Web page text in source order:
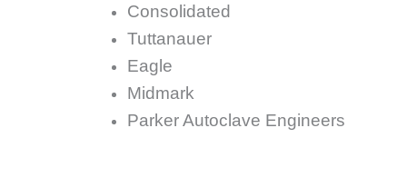
Consolidated
Tuttanauer
Eagle
Midmark
Parker Autoclave Engineers